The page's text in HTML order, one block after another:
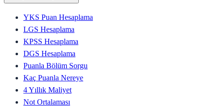
YKS Puan Hesaplama
LGS Hesaplama
KPSS Hesaplama
DGS Hesaplama
Puanla Bölüm Sorgu
Kaç Puanla Nereye
4 Yıllık Maliyet
Not Ortalaması